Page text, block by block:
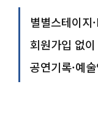
별별스테이
회원가입 없
공연기록·예